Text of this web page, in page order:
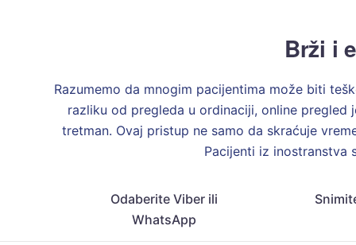
Brži i
Razumemo da mnogim pacijentima može biti
razliku od pregleda u ordinaciji, online pregled
tretman. Ovaj pristup ne samo da skraćuje
Pacijenti iz inostranstva
Odaberite Viber ili
WhatsApp